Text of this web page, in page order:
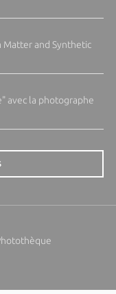
Matter and Synthetic
avec la photographe